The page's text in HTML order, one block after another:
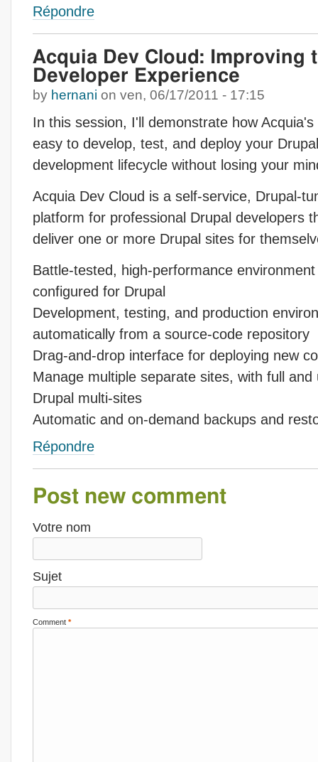
Répondre
Acquia Dev Cloud: Improving
Developer Experience
by hernani on ven, 06/17/2011 - 17:15
In this session, I'll demonstrate how
easy to develop, test, and deploy your
development lifecycle without losing your
Acquia Dev Cloud is a self-service, Drupal-
platform for professional Drupal developers
deliver one or more Drupal sites for
Battle-tested, high-performance
configured for Drupal
Development, testing, and production
automatically from a source-code repository
Drag-and-drop interface for deploying new
Manage multiple separate sites, with full
Drupal multi-sites
Automatic and on-demand backups and
Répondre
Post new comment
Votre nom
Sujet
Comment *